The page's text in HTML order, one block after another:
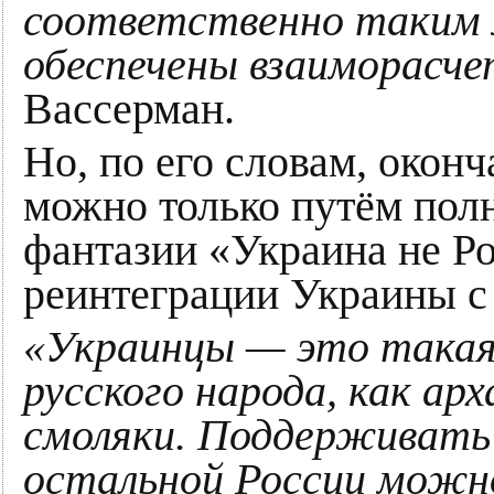
соответственно
обеспечены
Вассерман.
Но, по его словам,
можно только путём
фантазии «Украина не
реинтеграции Украины
«Украинцы — это
русского народа, как
смоляки.
остальной России